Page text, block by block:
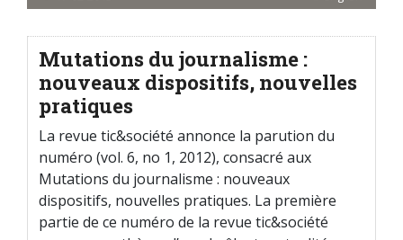
Mutations du journalisme :
nouveaux dispositifs, nouvelles
pratiques
La revue tic&société annonce la parution du
numéro (vol. 6, no 1, 2012), consacré aux
Mutations du journalisme : nouveaux
dispositifs, nouvelles pratiques. La première
partie de ce numéro de la revue tic&société